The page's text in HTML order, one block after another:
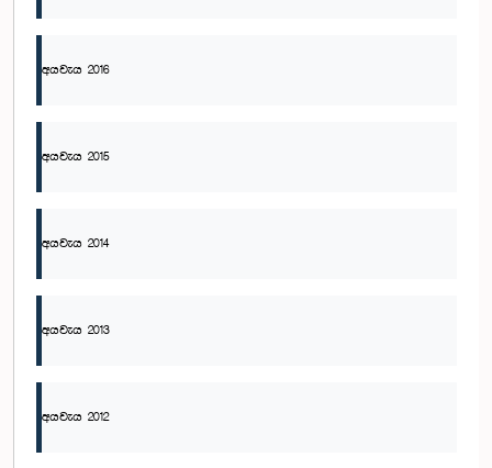
අයවැය 2016
අයවැය 2015
අයවැය 2014
අයවැය 2013
අයවැය 2012